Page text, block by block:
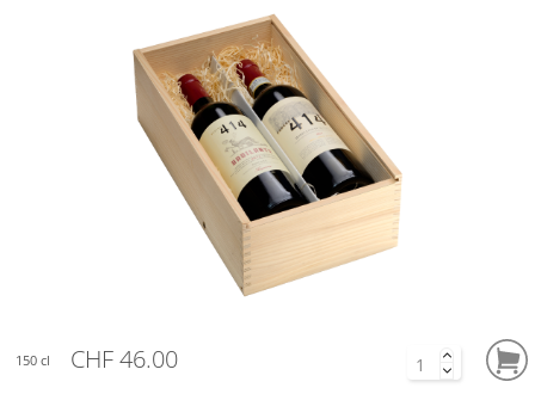
150 cl CHF 46.00